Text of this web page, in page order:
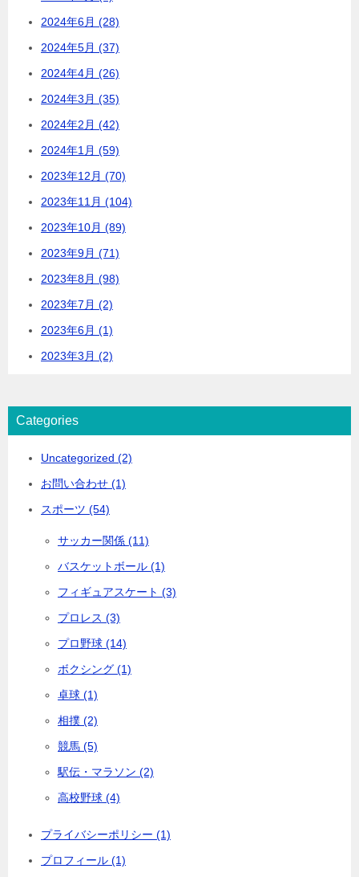
2024年6月 (28)
2024年5月 (37)
2024年4月 (26)
2024年3月 (35)
2024年2月 (42)
2024年1月 (59)
2023年12月 (70)
2023年11月 (104)
2023年10月 (89)
2023年9月 (71)
2023年8月 (98)
2023年7月 (2)
2023年6月 (1)
2023年3月 (2)
Categories
Uncategorized (2)
お問い合わせ (1)
スポーツ (54)
サッカー関係 (11)
バスケットボール (1)
フィギュアスケート (3)
プロレス (3)
プロ野球 (14)
ボクシング (1)
卓球 (1)
相撲 (2)
競馬 (5)
駅伝・マラソン (2)
高校野球 (4)
プライバシーポリシー (1)
プロフィール (1)